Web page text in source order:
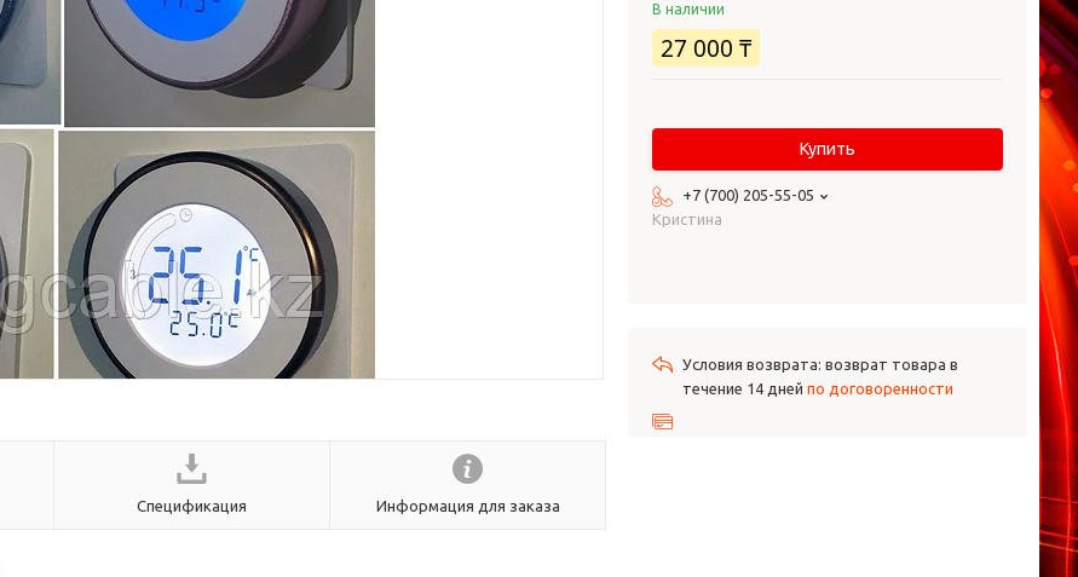
Спецификация Информация для заказа
В наличии
27 000 ₸
Купить
+7 (700) 205-55-05
Кристина
возврат товара в
течение 14 дней по договоренности